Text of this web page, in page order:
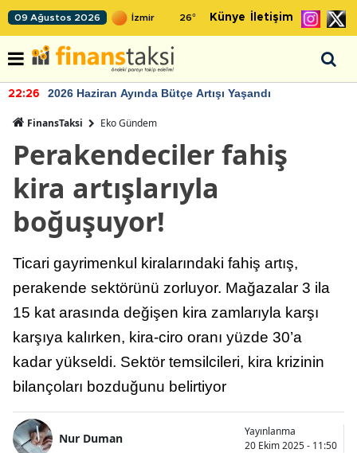
09 Ağustos 2026 26° Künye İletişim
22:26 2026 Haziran Ayında Bütçe Artışı Yaşandı
FinansTaksi Eko Gündem
Perakendeciler fahiş
kira artışlarıyla
boğuşuyor!
Ticari gayrimenkul kiralarındaki fahiş artış,
perakende sektörünü zorluyor. Mağazalar 3 ila
15 kat arasında değişen kira zamlarıyla karşı
karşıya kalırken, kira-ciro oranı yüzde 30’a
kadar yükseldi. Sektör temsilcileri, kira krizinin
bilançoları bozduğunu belirtiyor
Nur Duman
Yayınlanma
20 Ekim 2025 - 11:50